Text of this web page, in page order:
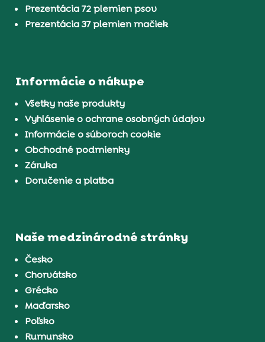
Prezentácia 72 plemien psov
Prezentácia 37 plemien mačiek
Informácie o nákupe
Všetky naše produkty
Vyhlásenie o ochrane osobných údajov
Informácie o súboroch cookie
Obchodné podmienky
Záruka
Doručenie a platba
Naše medzinárodné stránky
Česko
Chorvátsko
Grécko
Maďarsko
Poľsko
Rumunsko